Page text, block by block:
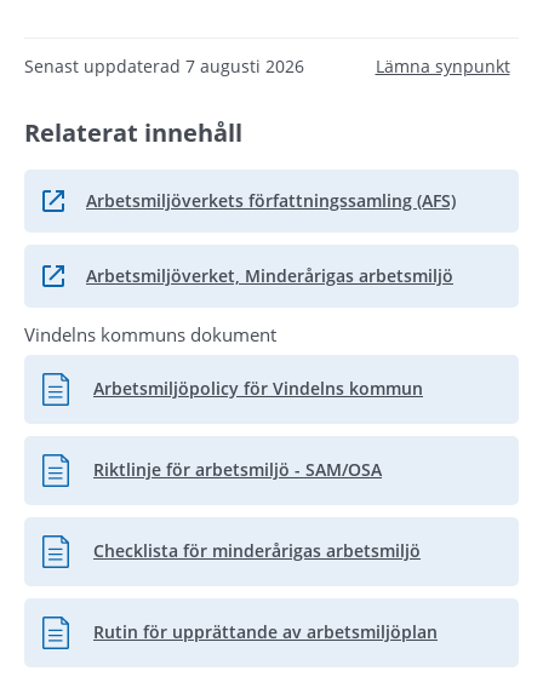
Senast uppdaterad 7 augusti 2026 Lämna synpunkt
Relaterat innehåll
Arbetsmiljöverkets författningssamling (AFS)
Länk till annan webbplats.
Arbetsmiljöverket, Minderårigas arbetsmiljö
Länk till annan webbplats.
Vindelns kommuns dokument
Arbetsmiljöpolicy för Vindelns kommun
Pdf, 323.1 kB.
Riktlinje för arbetsmiljö - SAM/OSA
Pdf, 469.1 kB.
Checklista för minderårigas arbetsmiljö
Pdf, 377.3 kB.
Rutin för upprättande av arbetsmiljöplan
Word, 95.4 kB.